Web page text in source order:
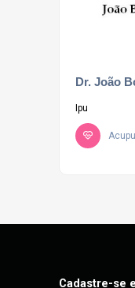
Dr. João
Ipu
Cadastre-se